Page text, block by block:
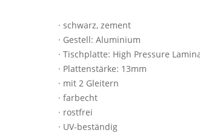
· schwarz, zement
· Gestell: Aluminium
· Tischplatte: High Pressure
· Plattenstärke: 13mm
· mit 2 Gleitern
· farbecht
· rostfrei
· UV-beständig